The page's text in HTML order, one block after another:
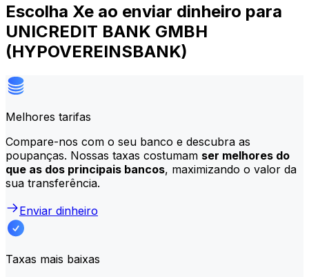
Escolha Xe ao enviar dinheiro para
UNICREDIT BANK GMBH
(HYPOVEREINSBANK)
Melhores tarifas
Compare-nos com o seu banco e descubra as
poupanças. Nossas taxas costumam ser melhores do
que as dos principais bancos, maximizando o valor da
sua transferência.
Enviar dinheiro
Taxas mais baixas